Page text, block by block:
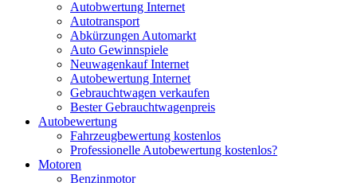
Autobwertung Internet
Autotransport
Abkürzungen Automarkt
Auto Gewinnspiele
Neuwagenkauf Internet
Autobewertung Internet
Gebrauchtwagen verkaufen
Bester Gebrauchtwagenpreis
Autobewertung
Fahrzeugbewertung kostenlos
Professionelle Autobewertung kostenlos?
Motoren
Benzinmotor